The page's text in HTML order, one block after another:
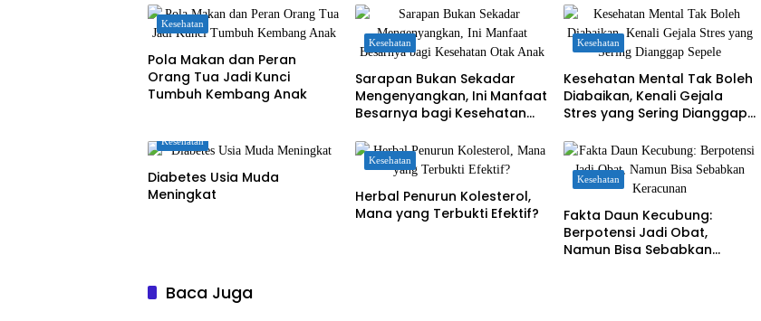
Kesehatan
Pola Makan dan Peran
Orang Tua Jadi Kunci
Tumbuh Kembang Anak
Kesehatan
Sarapan Bukan Sekadar
Mengenyangkan, Ini Manfaat
Besarnya bagi Kesehatan
Kesehatan
Kesehatan Mental Tak Boleh
Diabaikan, Kenali Gejala
Stres yang Sering Dianggap
Kesehatan
Diabetes Usia Muda
Meningkat
Kesehatan
Herbal Penurun Kolesterol,
Mana yang Terbukti Efektif?
Kesehatan
Fakta Daun Kecubung:
Berpotensi Jadi Obat,
Namun Bisa Sebabkan
Baca Juga